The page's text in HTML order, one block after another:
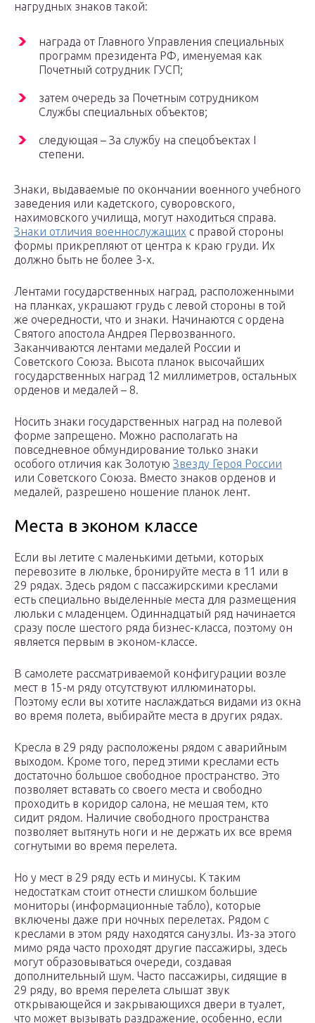
нагрудных знаков такой:
награда от Главного Управления специальных
программ президента РФ, именуемая как
Почетный сотрудник ГУСП;
затем очередь за Почетным сотрудником
Службы специальных объектов;
следующая – За службу на спецобъектах I
степени.
Знаки, выдаваемые по окончании военного учебного
заведения или кадетского, суворовского,
нахимовского училища, могут находиться справа.
Знаки отличия военнослужащих с правой стороны
формы прикрепляют от центра к краю груди. Их
должно быть не более 3-х.
Лентами государственных наград, расположенными
на планках, украшают грудь с левой стороны в той
же очередности, что и знаки. Начинаются с ордена
Святого апостола Андрея Первозванного.
Заканчиваются лентами медалей России и
Советского Союза. Высота планок высочайших
государственных наград 12 миллиметров, остальных
орденов и медалей – 8.
Носить знаки государственных наград на полевой
форме запрещено. Можно располагать на
повседневное обмундирование только знаки
особого отличия как Золотую Звезду Героя России
или Советского Союза. Вместо знаков орденов и
медалей, разрешено ношение планок лент.
Места в эконом классе
Если вы летите с маленькими детьми, которых
перевозите в люльке, бронируйте места в 11 или в
29 рядах. Здесь рядом с пассажирскими креслами
есть специально выделенные места для размещения
люльки с младенцем. Одиннадцатый ряд начинается
сразу после шестого ряда бизнес-класса, поэтому он
является первым в эконом-классе.
В самолете рассматриваемой конфигурации возле
мест в 15-м ряду отсутствуют иллюминаторы.
Поэтому если вы хотите наслаждаться видами из окна
во время полета, выбирайте места в других рядах.
Кресла в 29 ряду расположены рядом с аварийным
выходом. Кроме того, перед этими креслами есть
достаточно большое свободное пространство. Это
позволяет вставать со своего места и свободно
проходить в коридор салона, не мешая тем, кто
сидит рядом. Наличие свободного пространства
позволяет вытянуть ноги и не держать их все время
согнутыми во время перелета.
Но у мест в 29 ряду есть и минусы. К таким
недостаткам стоит отнести слишком большие
мониторы (информационные табло), которые
включены даже при ночных перелетах. Рядом с
креслами в этом ряду находятся санузлы. Из-за этого
мимо ряда часто проходят другие пассажиры, здесь
могут образовываться очереди, создавая
дополнительный шум. Часто пассажиры, сидящие в
29 ряду, во время перелета слышат звук
открывающейся и закрывающихся двери в туалет,
что может вызывать раздражение, особенно, если